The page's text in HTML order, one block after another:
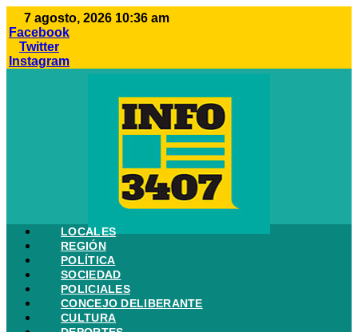
al
contenido
7 agosto, 2026 10:36 am
Facebook
Twitter
Instagram
LOCALES
REGIÓN
POLÍTICA
SOCIEDAD
POLICIALES
CONCEJO DELIBERANTE
CULTURA